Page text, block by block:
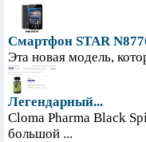
Смартфон STAR
Эта новая модель,
Легендарный...
Cloma Pharma Black
большой ...